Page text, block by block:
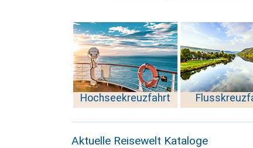
Hochseekreuzfahrt
Aktuelle Reisewelt Kataloge